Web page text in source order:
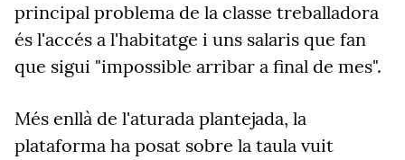
principal problema de la classe treballadora
és l'accés a l'habitatge i uns salaris que fan
que sigui "impossible arribar a final de mes".
Més enllà de l'aturada plantejada, la
plataforma ha posat sobre la taula vuit